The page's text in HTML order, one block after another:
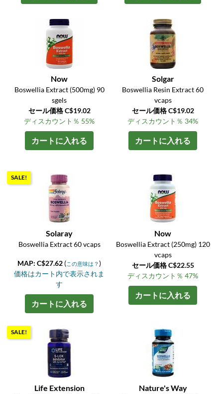
Now
Boswellia Extract (500mg) 90
sgels
セール価格 C$19.02
ディスカウント％ 55%
カートに入れる
Solgar
Boswellia Resin Extract 60
vcaps
セール価格 C$19.02
ディスカウント％ 34%
カートに入れる
SALE!
Solaray
Boswellia Extract 60 vcaps
MAP: C$27.62 (この意味は？)
価格はカート内で表示されま
す
カートに入れる
Now
Boswellia Extract (250mg) 120
vcaps
セール価格 C$22.55
ディスカウント％ 47%
カートに入れる
SALE!
Life Extension Nature's Way